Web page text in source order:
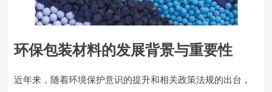
环保包装材料的发展背景与重要性
近年来，随着环境保护意识的提升和相关政策法规的出台，